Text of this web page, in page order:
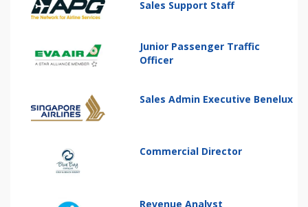
Sales Support Staff
Junior Passenger Traffic
Officer
Sales Admin Executive Benelux
Commercial Director
Revenue Analyst